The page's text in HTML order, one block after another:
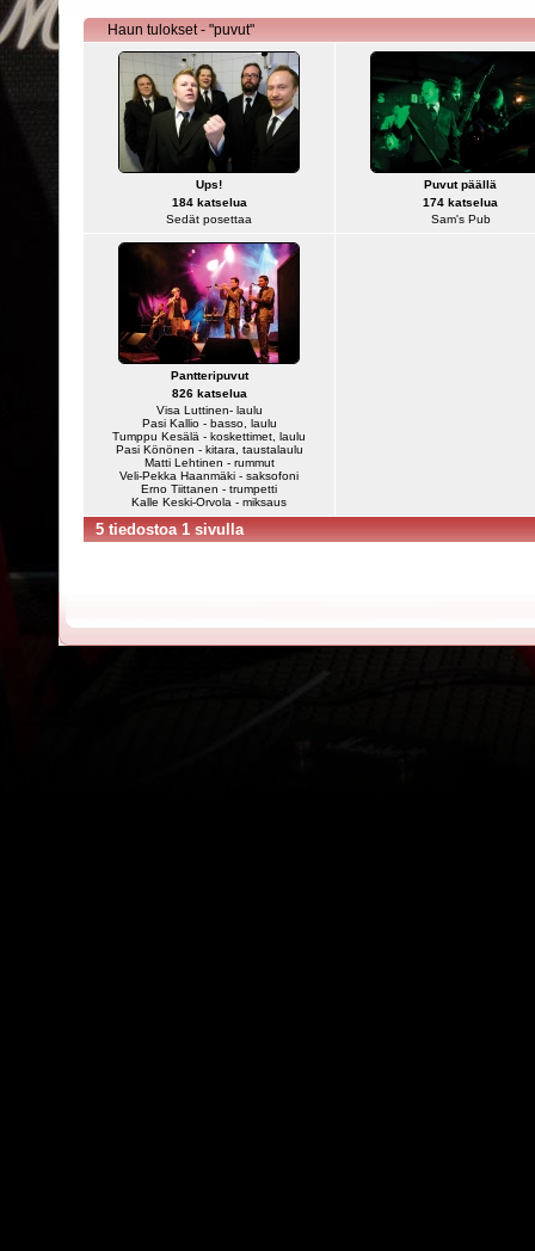
Haun tulokset - "puvut"
Ups!
184 katselua
Sedät posettaa
Puvut päällä
174 katselua
Sam's Pub
Pantteripuvut
826 katselua
Visa Luttinen- laulu
Pasi Kallio - basso, laulu
Tumppu Kesälä - koskettimet, laulu
Pasi Könönen - kitara, taustalaulu
Matti Lehtinen - rummut
Veli-Pekka Haanmäki - saksofoni
Erno Tiittanen - trumpetti
Kalle Keski-Orvola - miksaus
5 tiedostoa 1 sivulla